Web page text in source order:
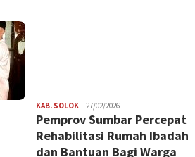
KAB. SOLOKRedaksi
27/02/2026
Pemprov Sumbar Percepat
Rehabilitasi Rumah Ibadah
dan Bantuan Bagi Warga